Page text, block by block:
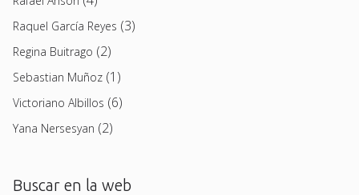
Raquel García Reyes (3)
Regina Buitrago (2)
Sebastian Muñoz (1)
Victoriano Albillos (6)
Yana Nersesyan (2)
Buscar en la web